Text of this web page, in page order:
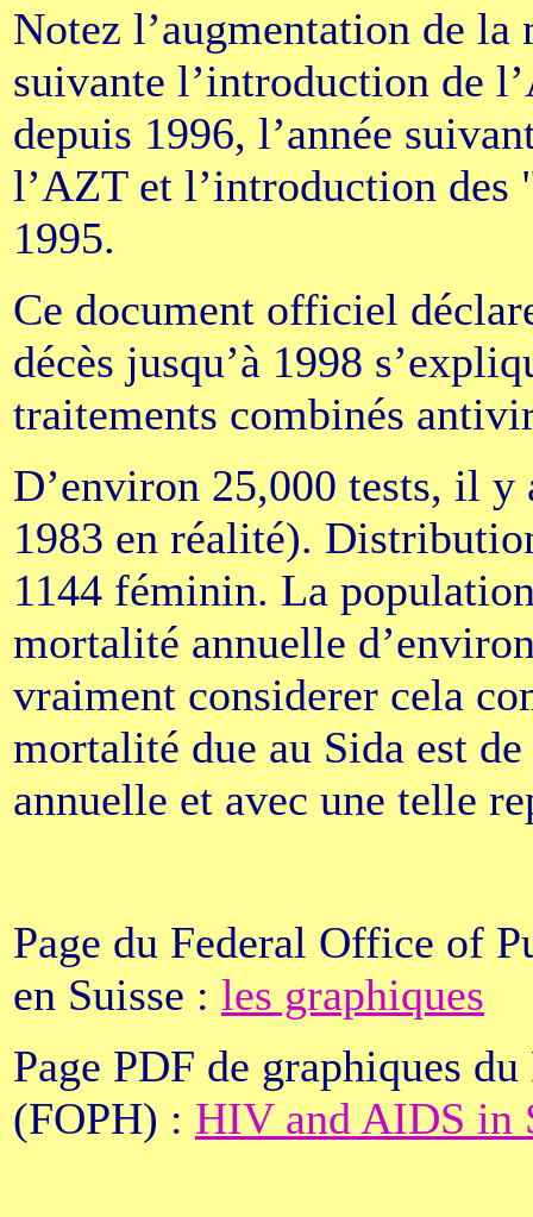
Notez l’augmentation de la
suivante l’introduction de
depuis 1996, l’année
l’AZT et l’introduction
1995.
Ce document officiel
décès jusqu’à 1998
traitements combinés
D’environ 25,000 tests, il
1983 en réalité).
1144 féminin. La
mortalité annuelle
vraiment considerer cela
mortalité due au Sida est
annuelle et avec une telle
Page du Federal Office of
en Suisse : les graphiques
Page PDF de graphiques
(FOPH) : HIV and AIDS in